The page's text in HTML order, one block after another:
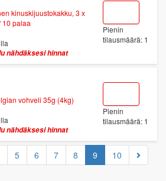
kinuskijuustokakku, 3 x
10 palaa
nähdäksesi hinnat
Pienin
tilausmäärä: 1
vohveli 35g (4kg)
nähdäksesi hinnat
Pienin
tilausmäärä: 1
5 6 7 8 9 10